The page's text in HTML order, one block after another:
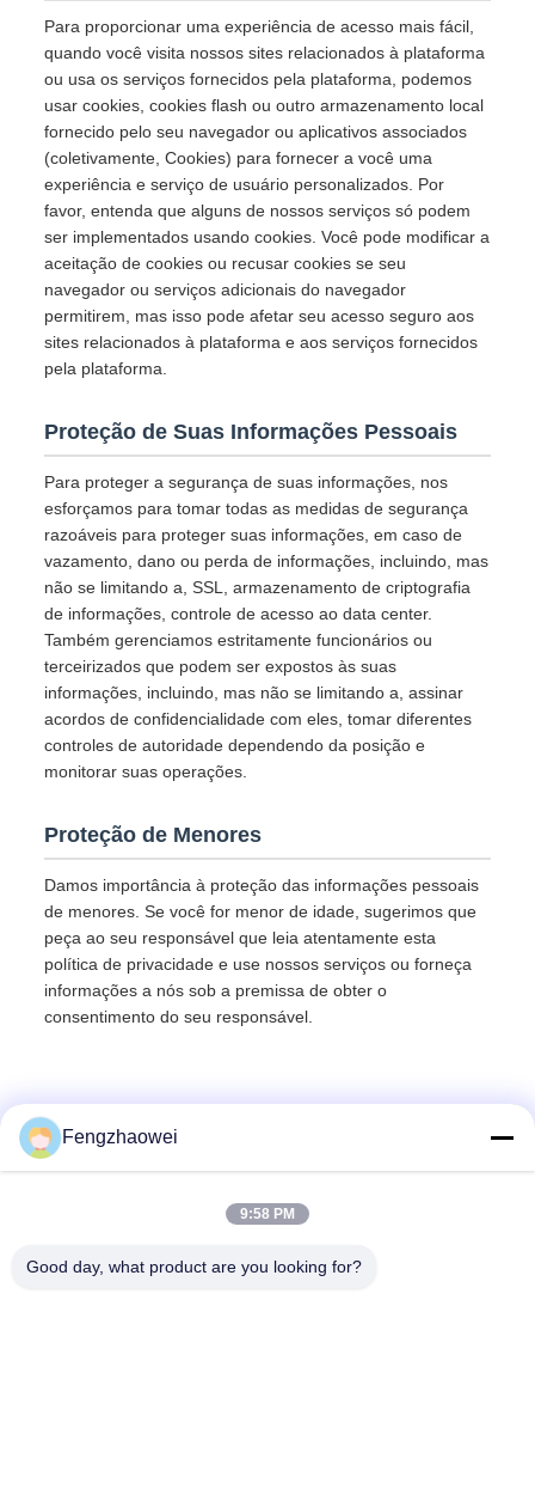
Para proporcionar uma experiência de acesso mais fácil,
quando você visita nossos sites relacionados à plataforma
ou usa os serviços fornecidos pela plataforma, podemos
usar cookies, cookies flash ou outro armazenamento local
fornecido pelo seu navegador ou aplicativos associados
(coletivamente, Cookies) para fornecer a você uma
experiência e serviço de usuário personalizados. Por
favor, entenda que alguns de nossos serviços só podem
ser implementados usando cookies. Você pode modificar a
aceitação de cookies ou recusar cookies se seu
navegador ou serviços adicionais do navegador
permitirem, mas isso pode afetar seu acesso seguro aos
sites relacionados à plataforma e aos serviços fornecidos
pela plataforma.
Proteção de Suas Informações Pessoais
Para proteger a segurança de suas informações, nos
esforçamos para tomar todas as medidas de segurança
razoáveis para proteger suas informações, em caso de
vazamento, dano ou perda de informações, incluindo, mas
não se limitando a, SSL, armazenamento de criptografia
de informações, controle de acesso ao data center.
Também gerenciamos estritamente funcionários ou
terceirizados que podem ser expostos às suas
informações, incluindo, mas não se limitando a, assinar
acordos de confidencialidade com eles, tomar diferentes
controles de autoridade dependendo da posição e
monitorar suas operações.
Proteção de Menores
Damos importância à proteção das informações pessoais
de menores. Se você for menor de idade, sugerimos que
peça ao seu responsável que leia atentamente esta
política de privacidade e use nossos serviços ou forneça
informações a nós sob a premissa de obter o
consentimento do seu responsável.
Shenzhen Fengzhaowei Technology Co.,Ltd
Fengzhaowei
9:58 PM
Good day, what product are you looking for?